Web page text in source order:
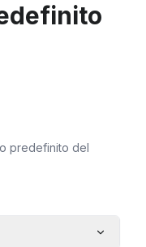
predefinito del